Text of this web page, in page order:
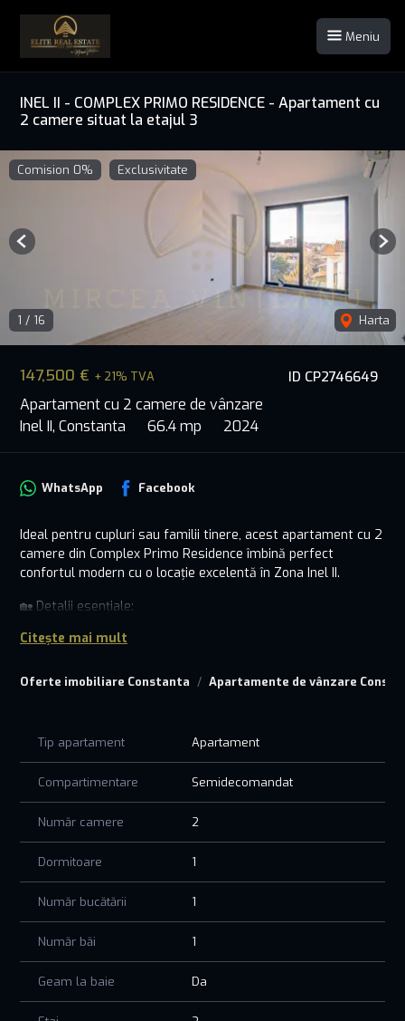
Meniu
INEL II - COMPLEX PRIMO RESIDENCE - Apartament cu
2 camere situat la etajul 3
ID CP2746649
147,500 € + 21% TVA
Apartament cu 2 camere de vânzare
Inel II, Constanta
66.4 mp 2024
Comision 0% Exclusivitate
1 / 16 Harta
Previous
Oferte imobiliare Constanta Apartamente de vânzare
WhatsApp Facebook
Ideal pentru cupluri sau familii tinere, acest apartament cu 2
camere din Complex Primo Residence îmbină perfect
confortul modern cu o locație excelentă în Zona Inel II.
🏡 Detalii esențiale:
spațiu confortabil și primitor.
atenție la detalii.
• Confort și siguranță: lift modern, interfon și acces controlat.
📍 Avantajele locației:
• Zona Inel II – aproape de școli, grădinițe, magazine, mijloace
• Acces rapid către toate zonele importante din oraș.
Acest apartament este soluția perfectă pentru cei care
caută un cămin modern și funcțional, într-o zonă liniștită și
bine conectată.
Prețul afișat nu conține TVA!!!
a programa o vizionare! Locuința ta perfectă te așteaptă!
Citește mai mult
Tip apartament Apartament
Compartimentare Semidecomandat
Număr camere 2
Dormitoare 1
Număr bucătării 1
Număr băi 1
Geam la baie Da